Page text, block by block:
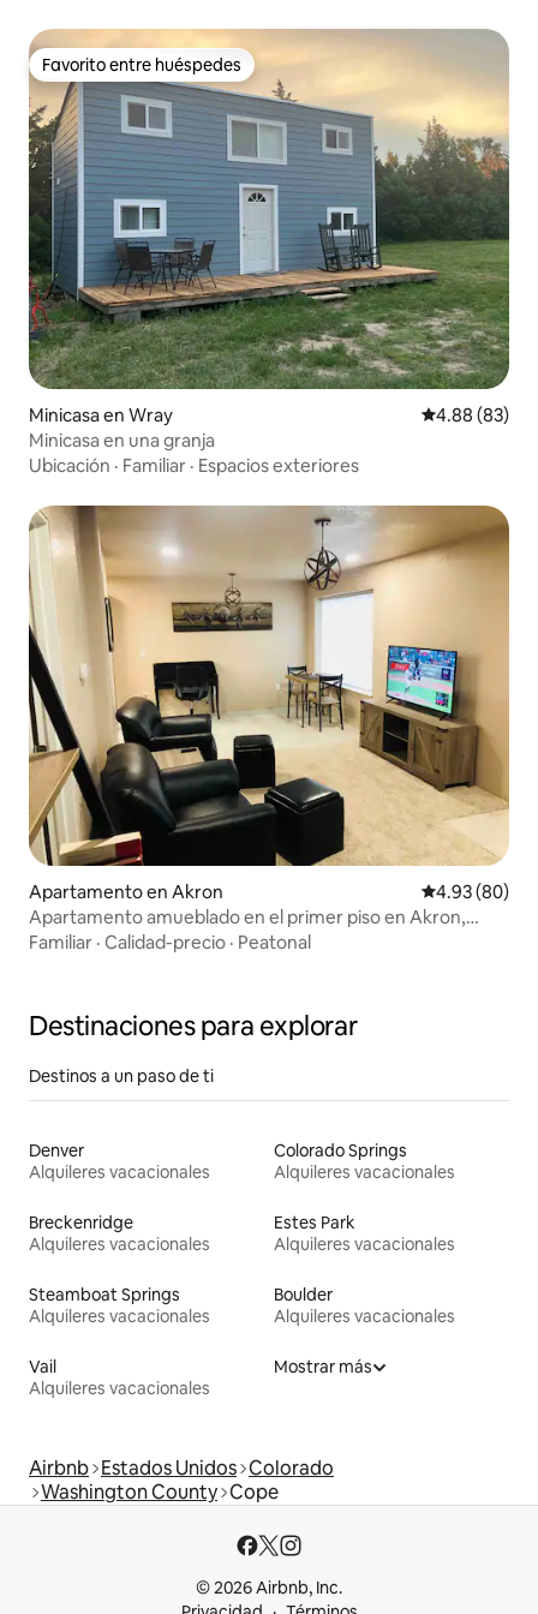
Favorito entre huéspedes
Favorito entre huéspedes
Minicasa en Wray Calificación
4.88 (83)
Minicasa en una granja
Ubicación · Familiar · Espacios exteriores
Apartamento en Akron Calificación
4.93 (80)
Apartamento amueblado en el primer piso en Akron,
Colorado
Familiar · Calidad-precio · Peatonal
Destinaciones para explorar
Destinos a un paso de ti
Denver
Alquileres vacacionales
Colorado Springs
Alquileres vacacionales
Breckenridge
Alquileres vacacionales
Estes Park
Alquileres vacacionales
Steamboat Springs
Alquileres vacacionales
Boulder
Alquileres vacacionales
Vail
Alquileres vacacionales
Mostrar más
Airbnb Estados Unidos Colorado
Washington County Cope
© 2026 Airbnb, Inc.